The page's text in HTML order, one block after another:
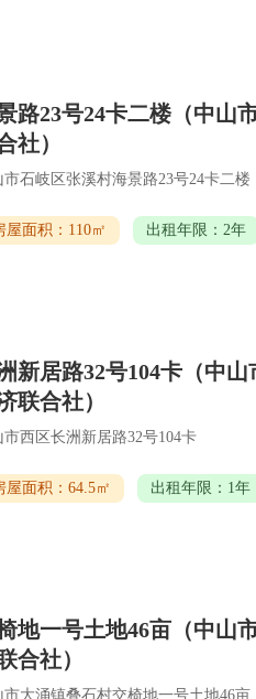
路23号24卡二楼（中山
社）
市石岐区张溪村海景路23号24卡二楼
屋面积：110㎡ 出租年限：2年
新居路32号104卡（中
联合社）
市西区长洲新居路32号104卡
屋面积：64.5㎡ 出租年限：1年
地一号土地46亩（中山
合社）
市大涌镇叠石村交椅地一号土地46亩